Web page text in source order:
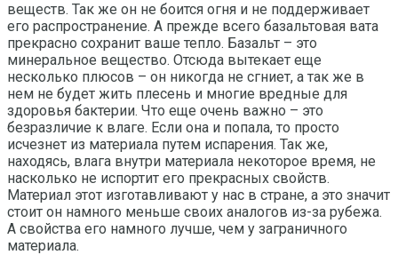
веществ. Так же он не боится огня и не поддерживает
его распространение. А прежде всего базальтовая вата
прекрасно сохранит ваше тепло. Базальт – это
минеральное вещество. Отсюда вытекает еще
несколько плюсов – он никогда не сгниет, а так же в
нем не будет жить плесень и многие вредные для
здоровья бактерии. Что еще очень важно – это
безразличие к влаге. Если она и попала, то просто
исчезнет из материала путем испарения. Так же,
находясь, влага внутри материала некоторое время, не
насколько не испортит его прекрасных свойств.
Материал этот изготавливают у нас в стране, а это значит
стоит он намного меньше своих аналогов из-за рубежа.
А свойства его намного лучше, чем у заграничного
материала.